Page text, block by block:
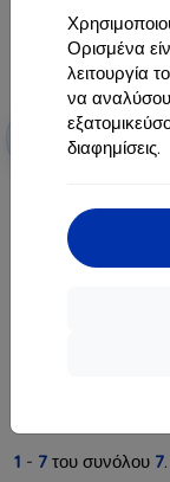
Ορισμένα
λειτουργία
να
διαφημίσεις.
Έκπτωση
με
κουπόνι
Hybrid
1 - 7 του συνόλου 7.